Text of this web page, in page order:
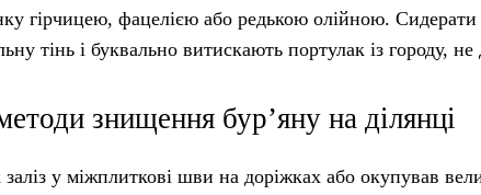
гірчицею, фацелією або редькою олійною.
тінь і буквально витискають портулак із городу,
знищення бур’яну на ділянці
у міжплиткові шви на доріжках або окупував